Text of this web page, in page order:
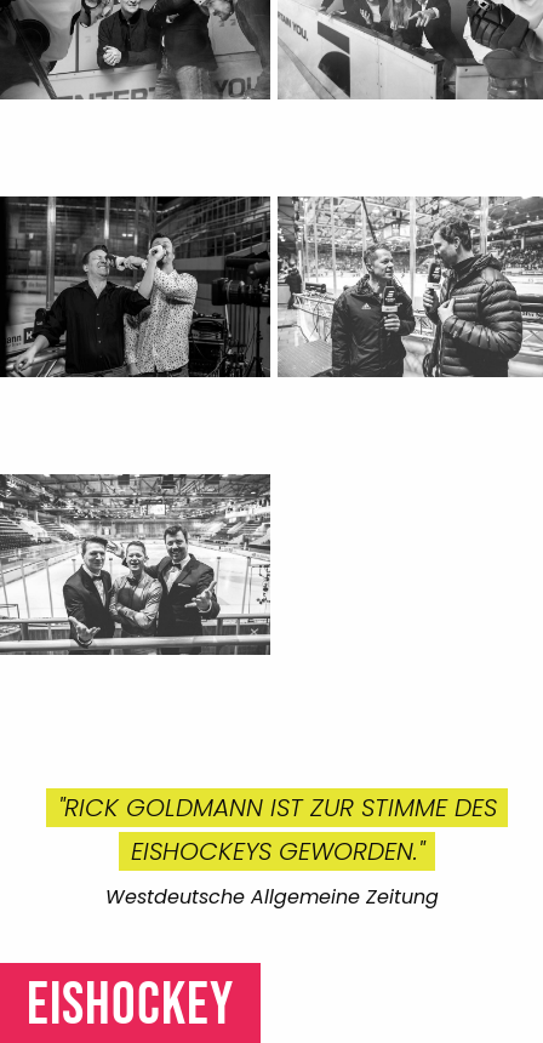
"RICK GOLDMANN IST ZUR STIMME DES
EISHOCKEYS GEWORDEN."
Westdeutsche Allgemeine Zeitung
EISHOCKEY